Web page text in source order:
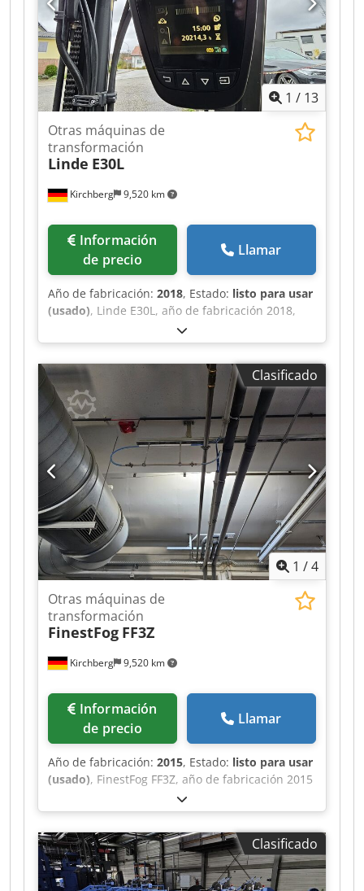
1 / 13
Kirchberg 9,520 km
Otras máquinas de
transformación
Linde E30L
de precio
Llamar
Año de fabricación: 2018, Estado: listo para usar
(usado), Linde E30L, año de fabricación 2018,
20.310 horas, Triplex 513cm, 3º + 4º válvula con
SS+ZVG Dodpfxeu S Sq Io Adrjck
Clasificado
1 /4
Kirchberg 9,520 km
Otras máquinas de
transformación
FinestFog FF3Z
de precio
Llamar
Año de fabricación: 2015, Estado: listo para usar
(usado), FinestFog FF3Z, año de fabricación 2015
7 x boquilla doble Dcedpfx Adot Uwiijrek
Clasificado